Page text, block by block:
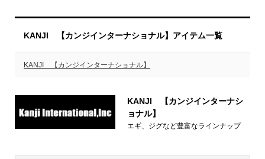
KANJI 【カンジインターナショナル】アイテム一覧
KANJI 【カンジインターナショナル】
KANJI 【カンジインターナシ
ョナル】
エギ、ジグなど豊富なラインナップ